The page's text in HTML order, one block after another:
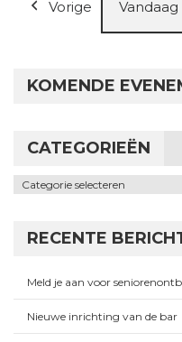
Vorige Vandaag
KOMENDE
CATEGORIEËN
Categorieën
RECENTE
Meld je aan voor
Nieuwe inrichting van de bar